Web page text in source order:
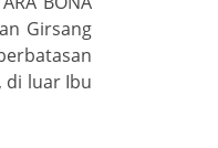
Girsang
di luar Ibu